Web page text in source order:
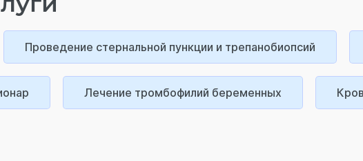
Проведение стернальной пункции и трепанобиопсий
Лечение тромбофилий беременных